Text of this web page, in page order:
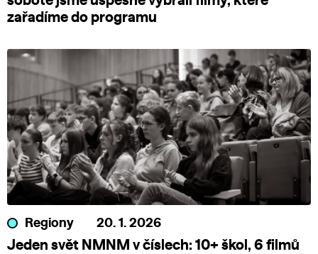
zařadíme do programu
Regiony 20. 1. 2026
Jeden svět NMNM v číslech: 10+ škol, 6 filmů